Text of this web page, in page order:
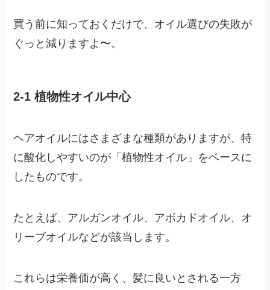
買う前に知っておくだけで、オイル選びの失敗が
ぐっと減りますよ〜。
2-1 植物性オイル中心
ヘアオイルにはさまざまな種類がありますが、特
に酸化しやすいのが「植物性オイル」をベースに
したものです。
たとえば、アルガンオイル、アボカドオイル、オ
リーブオイルなどが該当します。
これらは栄養価が高く、髪に良いとされる一方